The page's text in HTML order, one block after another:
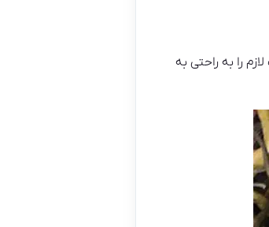
را به راحتی به